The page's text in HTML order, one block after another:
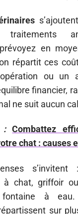
traitements
en
répartit ces
ou un
financier,
ne suit aucun
:
Combattez
chat : causes
s’invitent
à chat, griffoir
à
sur